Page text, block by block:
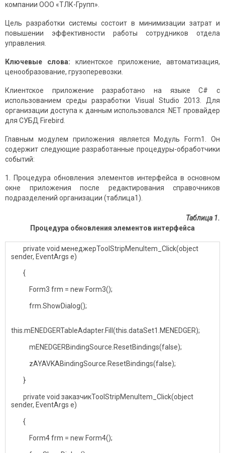
компании ООО «ТЛК-Групп».
Цель разработки системы состоит в минимизации затрат и
повышении эффективности работы сотрудников отдела
управления.
Ключевые слова: клиентское приложение, автоматизация,
ценообразование, грузоперевозки.
Клиентское приложение разработано на языке C# с
использованием среды разработки Visual Studio 2013. Для
организации доступа к данным использовался .NET провайдер
для СУБД Firebird.
Главным модулем приложения является Модуль Form1. Он
содержит следующие разработанные процедуры-обработчики
событий:
Процедура обновления элементов интерфейса в основном
окне приложения после редактирования справочников
подразделений организации (таблица1).
Таблица 1.
Процедура обновления элементов интерфейса
private void менеджерToolStripMenuItem_Click(object
sender, EventArgs e)
{
Form3 frm = new Form3();
frm.ShowDialog();
this.mENEDGERTableAdapter.Fill(this.dataSet1.MENEDGER);
mENEDGERBindingSource.ResetBindings(false);
zAYAVKABindingSource.ResetBindings(false);
}
private void заказчикToolStripMenuItem_Click(object
sender, EventArgs e)
{
Form4 frm = new Form4();